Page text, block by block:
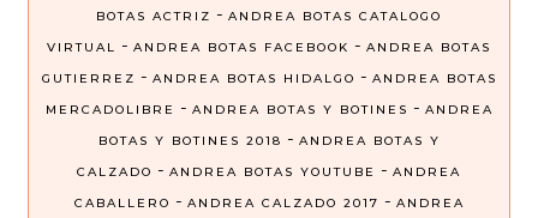
BOTAS ACTRIZ - ANDREA BOTAS CATALOGO
VIRTUAL
- ANDREA BOTAS FACEBOOK - ANDREA BOTAS
GUTIERREZ - ANDREA BOTAS HIDALGO - ANDREA BOTAS
MERCADOLIBRE
- ANDREA BOTAS Y BOTINES - ANDREA
BOTAS Y BOTINES 2018 - ANDREA BOTAS Y
CALZADO - ANDREA BOTAS YOUTUBE - ANDREA
CABALLERO - ANDREA CALZADO 2017 - ANDREA